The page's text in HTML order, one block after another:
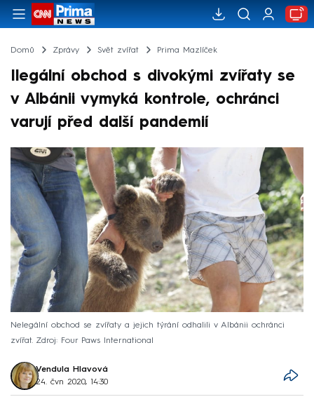
Domů Zprávy Svět zvířat Prima Mazlíček
Ilegální obchod s divokými zvířaty se
v Albánii vymyká kontrole, ochránci
varují před další pandemií
Nelegální obchod se zvířaty a jejich týrání odhalili v Albánii ochránci
zvířat. Zdroj: Four Paws International
Vendula Hlavová
24. čvn 2020, 14:30